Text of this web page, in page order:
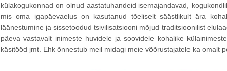
külakogukonnad on olnud aastatuhandeid isemajandavad,
mis oma igapäevaelus on kasutanud tõeliselt säästlikult ära
läänestumine ja sissetoodud tsivilisatsiooni mõjud traditsioonilist
päeva vastavalt inimeste huvidele ja soovidele kohalike
käsitööd jmt. Ehk õnnestub meil midagi meie võõrustajatele ka omalt